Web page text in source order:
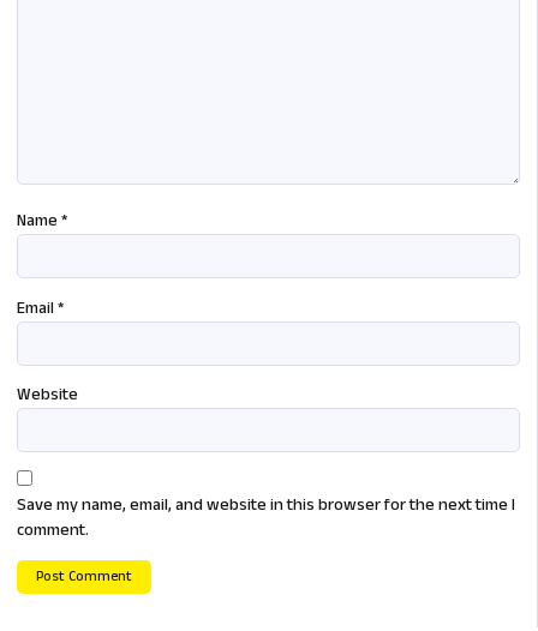
Name *
Email *
Website
Save my name, email, and website in this browser for the next time I
comment.